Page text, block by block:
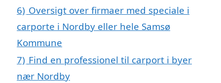
6) Oversigt over firmaer med speciale i
carporte i Nordby eller hele Samsø
Kommune
7) Find en professionel til carport i byer
nær Nordby